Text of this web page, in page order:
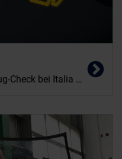
Mit dem kompetenten Fahrzeug-Check bei Italia Automobile Dünnes bleibt Ihr Jeep in Bestform.